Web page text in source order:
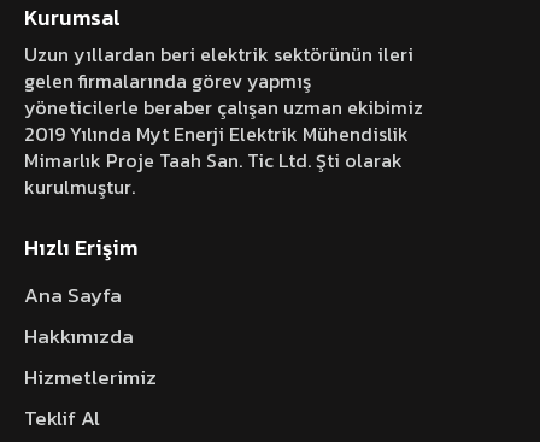
Kurumsal
Uzun yıllardan beri elektrik sektörünün ileri
gelen firmalarında görev yapmış
yöneticilerle beraber çalışan uzman ekibimiz
2019 Yılında Myt Enerji Elektrik Mühendislik
Mimarlık Proje Taah San. Tic Ltd. Şti olarak
kurulmuştur.
Hızlı Erişim
Ana Sayfa
Hakkımızda
Hizmetlerimiz
Teklif Al